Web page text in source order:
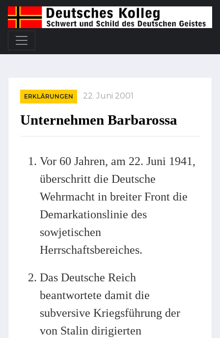
ERKLÄRUNGEN 22. Juni 2001
Unternehmen Barbarossa
Vor 60 Jahren, am 22. Juni 1941,
überschritt die Deutsche
Wehrmacht in breiter Front die
Demarkationslinie des
sowjetischen
Herrschaftsbereiches.
Das Deutsche Reich
beantwortete damit die
subversive Kriegsführung der
von Stalin dirigierten